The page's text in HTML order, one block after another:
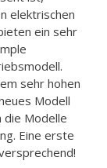
elektrischen
ein sehr
sehr hohen
Modell
die Modelle
Eine erste